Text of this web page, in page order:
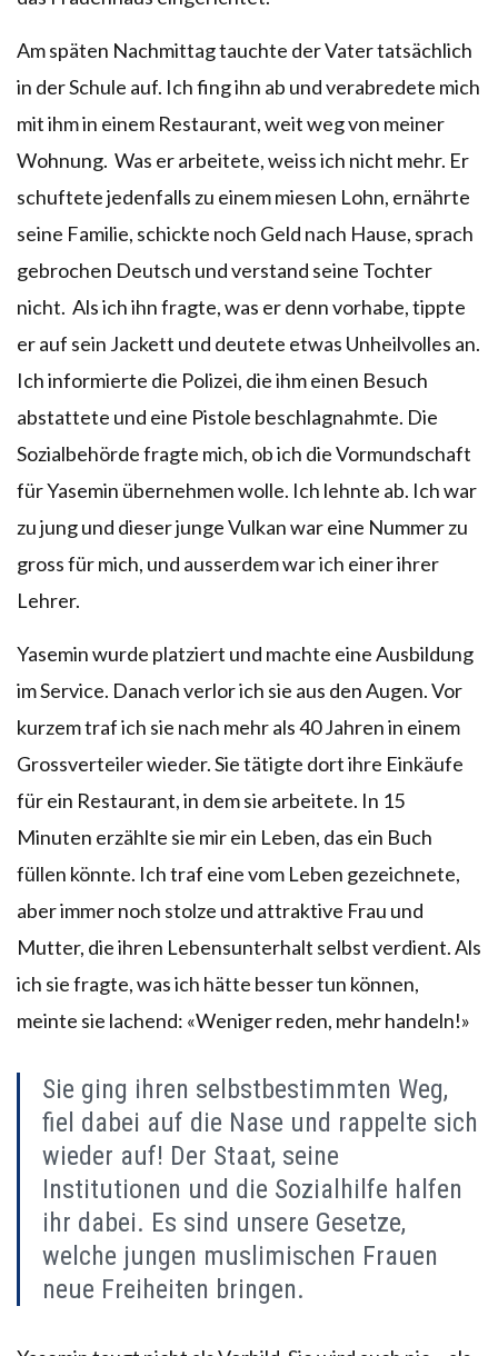
Am späten Nachmittag tauchte der Vater tatsächlich
in der Schule auf. Ich fing ihn ab und verabredete mich
mit ihm in einem Restaurant, weit weg von meiner
Wohnung. Was er arbeitete, weiss ich nicht mehr. Er
schuftete jedenfalls zu einem miesen Lohn, ernährte
seine Familie, schickte noch Geld nach Hause, sprach
gebrochen Deutsch und verstand seine Tochter
nicht. Als ich ihn fragte, was er denn vorhabe, tippte
er auf sein Jackett und deutete etwas Unheilvolles an.
Ich informierte die Polizei, die ihm einen Besuch
abstattete und eine Pistole beschlagnahmte. Die
Sozialbehörde fragte mich, ob ich die Vormundschaft
für Yasemin übernehmen wolle. Ich lehnte ab. Ich war
zu jung und dieser junge Vulkan war eine Nummer zu
gross für mich, und ausserdem war ich einer ihrer
Lehrer.
Yasemin wurde platziert und machte eine Ausbildung
im Service. Danach verlor ich sie aus den Augen. Vor
kurzem traf ich sie nach mehr als 40 Jahren in einem
Grossverteiler wieder. Sie tätigte dort ihre Einkäufe
für ein Restaurant, in dem sie arbeitete. In 15
Minuten erzählte sie mir ein Leben, das ein Buch
füllen könnte. Ich traf eine vom Leben gezeichnete,
aber immer noch stolze und attraktive Frau und
Mutter, die ihren Lebensunterhalt selbst verdient. Als
ich sie fragte, was ich hätte besser tun können,
meinte sie lachend: «Weniger reden, mehr handeln!»
Sie ging ihren selbstbestimmten Weg,
fiel dabei auf die Nase und rappelte sich
wieder auf! Der Staat, seine
Institutionen und die Sozialhilfe halfen
ihr dabei. Es sind unsere Gesetze,
welche jungen muslimischen Frauen
neue Freiheiten bringen.